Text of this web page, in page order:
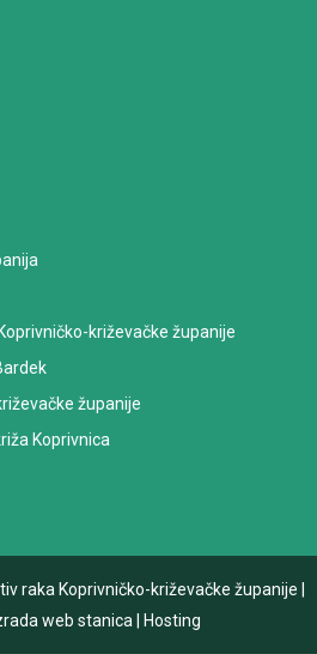
križevačke županije
županije
Koprivnica
raka Koprivničko-križevačke županije
web stanica Hosting